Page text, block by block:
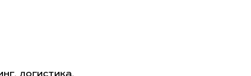
логистика,